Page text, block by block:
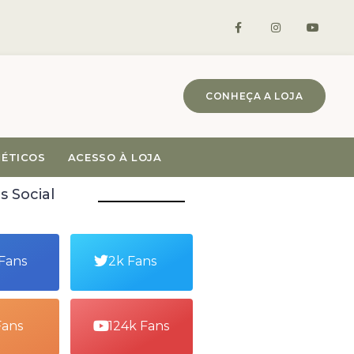
CONHEÇA A LOJA
ACESSO À LOJA
Social
2k Fans
124k Fans